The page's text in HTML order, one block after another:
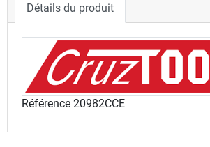
Détails du produit
Référence 20982CCE